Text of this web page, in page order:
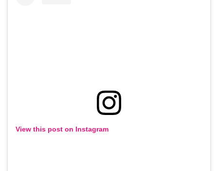
View this post on Instagram